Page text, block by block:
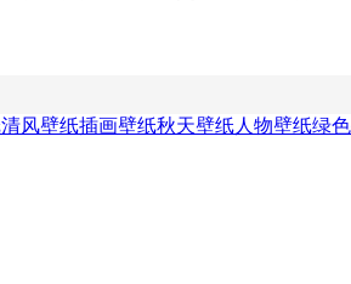
清风壁纸插画壁纸秋天壁纸人物壁纸绿